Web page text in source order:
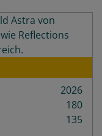
2026
180
135